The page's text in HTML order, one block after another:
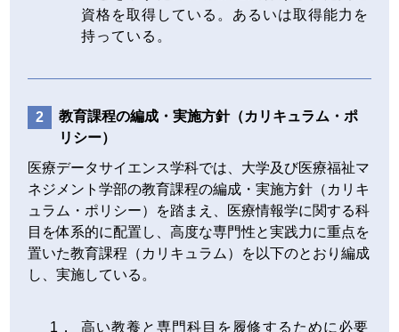
資格を取得している。あるいは取得能力を
持っている。
教育課程の編成・実施方針（カリキュラム・ポ
リシー）
医療データサイエンス学科では、大学及び医療福祉マ
ネジメント学部の教育課程の編成・実施方針（カリキ
ュラム・ポリシー）を踏まえ、医療情報学に関する科
目を体系的に配置し、高度な専門性と実践力に重点を
置いた教育課程（カリキュラム）を以下のとおり編成
し、実施している。
高い教養と専門科目を履修するために必要